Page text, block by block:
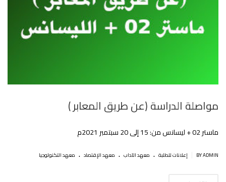
مواصلة الدراسة (عن طريق المعابر )‎‎
ماستر 02 + ليسانس من: 15 إلى 20 سبتمبر 2021م
BY ADMIN إعلانات للطلبة . معهد الآداب . معهد الإقتصاد . معهد التكنولوجيا